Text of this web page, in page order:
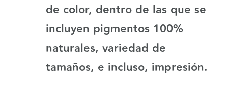
de color, dentro de las que se
incluyen pigmentos 100%
naturales, variedad de
tamaños, e incluso, impresión.